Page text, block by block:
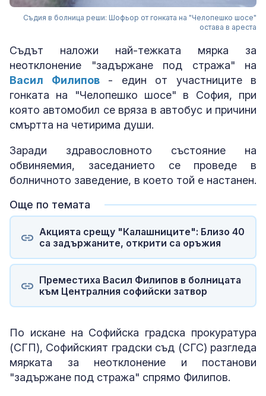
Съдия в болница реши: Шофьор от гонката на "Челопешко шосе"
остава в ареста
Съдът наложи най-тежката мярка за
неотклонение "задържане под стража" на
Васил Филипов- един от участниците в
гонката на "Челопешко шосе" в София, при
която автомобил се вряза в автобус и причини
смъртта на четирима души.
Заради здравословното състояние на
обвиняемия, заседанието се проведе в
болничното заведение, в което той е настанен.
Още по темата
Акцията срещу "Калашниците": Близо 40
са задържаните, открити са оръжия
Преместиха Васил Филипов в болницата
към Централния софийски затвор
По искане на Софийска градска прокуратура
(СГП), Софийският градски съд (СГС) разгледа
мярката за неотклонение и постанови
"задържане под стража" спрямо Филипов.